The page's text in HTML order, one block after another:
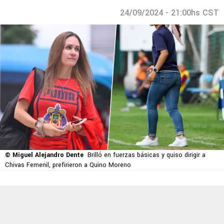
24/09/2024 - 21:00hs CST
© Miguel Alejandro Dente Brilló en fuerzas básicas y quiso dirigir a
Chivas Femenil, prefirieron a Quino Moreno